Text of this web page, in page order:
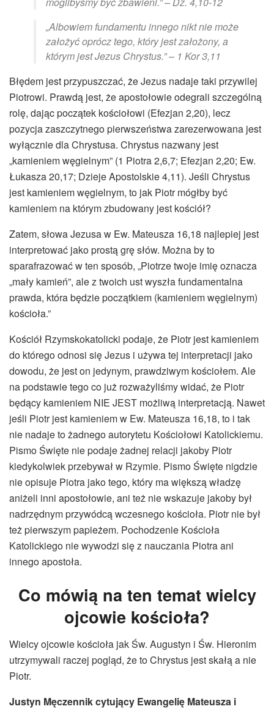
„Albowiem fundamentu innego nikt nie może
założyć oprócz tego, który jest założony, a
którym jest Jezus Chrystus.” – 1 Kor 3,11
Błędem jest przypuszczać, że Jezus nadaje taki przywilej
Piotrowi. Prawdą jest, że apostołowie odegrali szczególną
rolę, dając początek kościołowi (Efezjan 2,20), lecz
pozycja zaszczytnego pierwszeństwa zarezerwowana jest
wyłącznie dla Chrystusa. Chrystus nazwany jest
„kamieniem węgielnym” (1 Piotra 2,6,7; Efezjan 2,20; Ew.
Łukasza 20,17; Dzieje Apostolskie 4,11). Jeśli Chrystus
jest kamieniem węgielnym, to jak Piotr mógłby być
kamieniem na którym zbudowany jest kościół?
Zatem, słowa Jezusa w Ew. Mateusza 16,18 najlepiej jest
interpretować jako prostą grę słów. Można by to
sparafrazować w ten sposób, „Piotrze twoje imię oznacza
„mały kamień”, ale z twoich ust wyszła fundamentalna
prawda, która będzie początkiem (kamieniem węgielnym)
kościoła.”
Kościół Rzymskokatolicki podaje, że Piotr jest kamieniem
do którego odnosi się Jezus i używa tej interpretacji jako
dowodu, że jest on jedynym, prawdziwym kościołem. Ale
na podstawie tego co już rozważyliśmy widać, że Piotr
będący kamieniem NIE JEST możliwą interpretacją. Nawet
jeśli Piotr jest kamieniem w Ew. Mateusza 16,18, to i tak
nie nadaje to żadnego autorytetu Kościołowi Katolickiemu.
Pismo Święte nie podaje żadnej relacji jakoby Piotr
kiedykolwiek przebywał w Rzymie. Pismo Święte nigdzie
nie opisuje Piotra jako tego, który ma większą władzę
aniżeli inni apostołowie, ani też nie wskazuje jakoby był
nadrzędnym przywódcą wczesnego kościoła. Piotr nie był
też pierwszym papieżem. Pochodzenie Kościoła
Katolickiego nie wywodzi się z nauczania Piotra ani
innego apostoła.
Co mówią na ten temat wielcy
ojcowie kościoła?
Wielcy ojcowie kościoła jak Św. Augustyn i Św. Hieronim
utrzymywali raczej pogląd, że to Chrystus jest skałą a nie
Piotr.
Justyn Męczennik cytujący Ewangelię Mateusza i